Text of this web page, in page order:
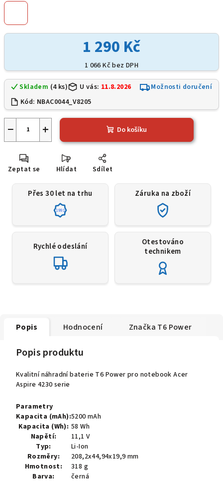
1 290 Kč
1 066 Kč bez DPH
Skladem (4 ks) U vás: 11.8.2026
Možnosti doručení
Kód: NBAC0044_V8205
+
− Do košíku
Zeptat se Hlídat Sdílet
Přes 30 let na trhu
1991
Záruka na zboží
Rychlé odeslání
Otestováno
technikem
Popis Hodnocení Značka T6 Power
Popis produktu
Kvalitní náhradní baterie T6 Power pro notebook Acer
Aspire 4230 serie
Parametry
Kapacita (mAh):5200 mAh
Kapacita (Wh): 58 Wh
Napětí:
11,1 V
Typ:
Li-Ion
Rozměry:
208,2x44,94x19,9 mm
Hmotnost:
318 g
Barva:
černá